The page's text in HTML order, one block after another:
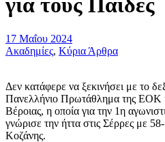
για τους Παίδες
17 Μαΐου 2024
Ακαδημίες, Κύρια Άρθρα
Δεν κατάφερε να ξεκινήσει με το
Πανελλήνιο Πρωτάθλημα της ΕΟΚ
Βέροιας, η οποία για την 1η
γνώρισε την ήττα στις Σέρρες με
Κοζάνης.